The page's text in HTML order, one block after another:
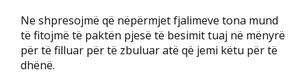
Ne shpresojmë që nëpërmjet fjalimeve tona mund
të fitojmë të paktën pjesë të besimit tuaj në mënyrë
për të filluar për të zbuluar atë që jemi këtu për të
dhënë.